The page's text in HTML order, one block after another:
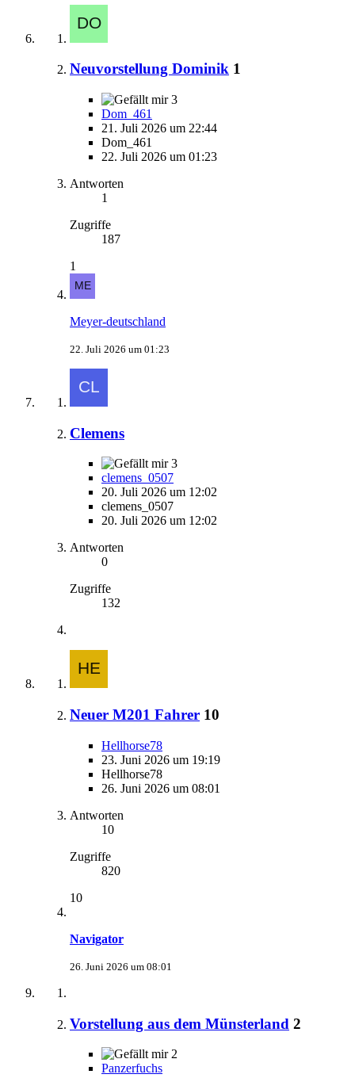
Neuvorstellung Dominik 1
3
Dom_461
21. Juli 2026 um 22:44
Dom_461
22. Juli 2026 um 01:23
Antworten
1
Zugriffe
187
1
Meyer-deutschland
22. Juli 2026 um 01:23
Clemens
3
clemens_0507
20. Juli 2026 um 12:02
clemens_0507
20. Juli 2026 um 12:02
Antworten
0
Zugriffe
132
Neuer M201 Fahrer 10
Hellhorse78
23. Juni 2026 um 19:19
Hellhorse78
26. Juni 2026 um 08:01
Antworten
10
Zugriffe
820
10
Navigator
26. Juni 2026 um 08:01
Vorstellung aus dem Münsterland 2
2
Panzerfuchs